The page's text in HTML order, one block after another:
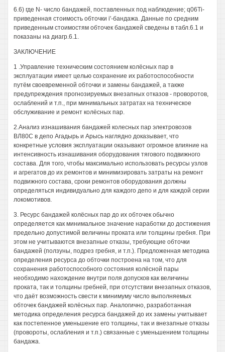
6.6) где N- число бандажей, поставленных под наблюдение; q06Ti-
приведенная стоимость обточки i'-бандажа. Данные по средним
приведенным стоимостям обточек бандажей сведены в табл.6.1 и
показаны на диагр.6.1.
ЗАКЛЮЧЕНИЕ
1 .Управление техническим состоянием колёсных пар в
эксплуатации имеет целью сохранение их работоспособности
путём своевременной обточки и замены бандажей, а также
предупреждения прогнозируемых внезапных отказов - проворотов,
ослаблений и т.п., при минимальных затратах на техническое
обслуживание и ремонт колёсных пар.
2.Анализ изнашивания бандажей колесных пар электровозов
ВЛ80С в депо Агадырь и Арысь наглядно доказывает, что
конкретные условия эксплуатации оказывают огромное влияние на
интенсивность изнашивания оборудования тягового подвижного
состава. Для того, чтобы максимально использовать ресурсы узлов
и агрегатов до их ремонтов и минимизировать затраты на ремонт
подвижного состава, сроки ремонтов оборудования должны
определяться индивидуально для каждого депо и для каждой серии
локомотивов.
3. Ресурс бандажей колёсных пар до их обточек обычно
определяется как минимальное значение наработки до достижения
предельно допустимой величины проката или толщины гребня. При
этом не учитываются внезапные отказы, требующие обточки
бандажей (ползуны, подрез гребня, и т.п.). Предложенная методика
определения ресурса до обточки построена на том, что для
сохранения работоспособного состояния колёсной пары
необходимо нахождение внутри поля допусков как величины
проката, так и толщины гребней, при отсутствии внезапных отказов,
что даёт возможность свести к минимуму число выполняемых
обточек бандажей колёсных пар. Аналогично, разработанная
методика определения ресурса бандажей до их замены учитывает
как постепенное уменьшение его толщины, так и внезапные отказы
(провороты, ослабления и т.п.) связанные с уменьшением толщины
бандажа.